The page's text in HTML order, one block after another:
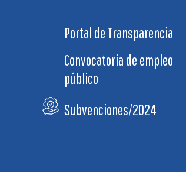
Portal de Transparencia
Convocatoria de empleo
público
Subvenciones/2024